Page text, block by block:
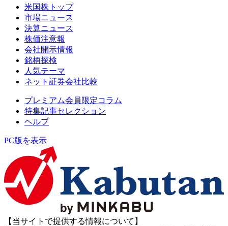
米国株トップ
市場ニュース
決算ニュース
株価注意報
会社開示情報
銘柄探検
人気テーマ
ネット証券会社比較
プレミアム会員限定コラム
特集記事セレクション
ヘルプ
PC版を表示
【当サイトで提供する情報について】